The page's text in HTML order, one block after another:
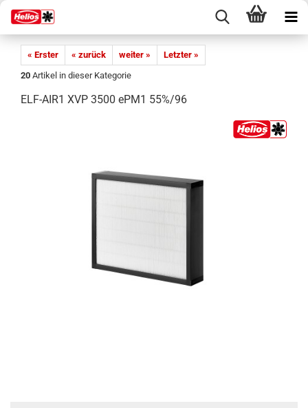
« Erster « zurück weiter »
Letzter »
20 Artikel in dieser Kategorie
ELF-AIR1 XVP 3500 ePM1 55%/96